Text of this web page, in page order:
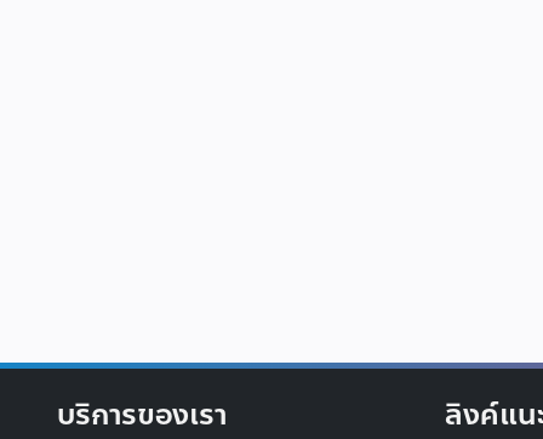
บริการของเรา ลิงค์แน